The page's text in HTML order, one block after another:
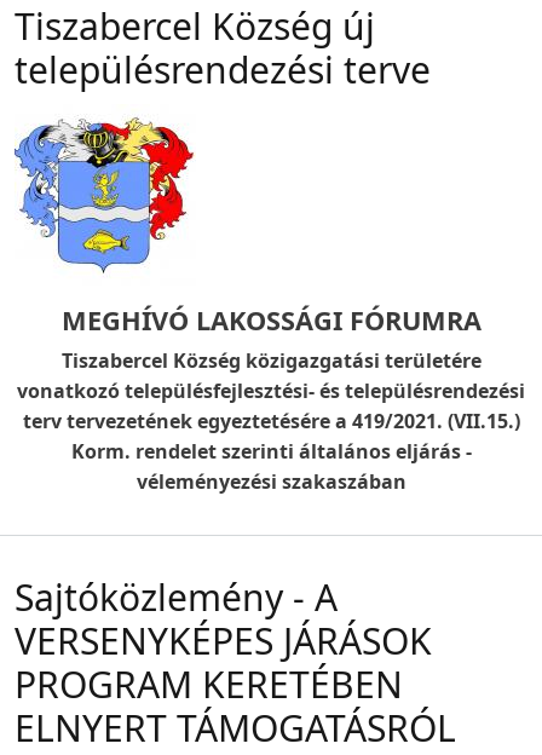
Tiszabercel Község új
településrendezési terve
MEGHÍVÓ LAKOSSÁGI FÓRUMRA
Tiszabercel Község közigazgatási területére
vonatkozó településfejlesztési- és településrendezési
terv tervezetének egyeztetésére a 419/2021. (VII.15.)
Korm. rendelet szerinti általános eljárás -
véleményezési szakaszában
Sajtóközlemény - A
VERSENYKÉPES JÁRÁSOK
PROGRAM KERETÉBEN
ELNYERT TÁMOGATÁSRÓL